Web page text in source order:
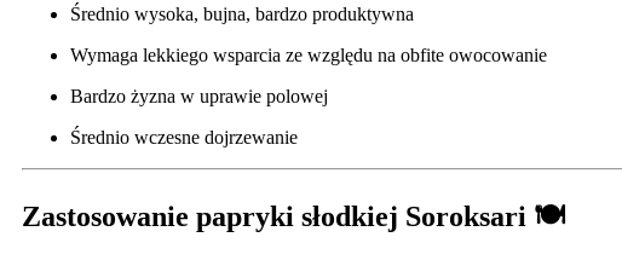
Średnio wysoka, bujna, bardzo produktywna
Wymaga lekkiego wsparcia ze względu na obfite owocowanie
Bardzo żyzna w uprawie polowej
Średnio wczesne dojrzewanie
Zastosowanie papryki słodkiej Soroksari 🍽️